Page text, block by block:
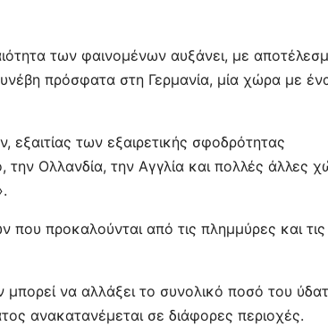
των φαινομένων αυξάνει, με
πρόσφατα στη Γερμανία, μία χώρα με
των εξαιρετικής σφοδρότητας
Ολλανδία, την Αγγλία και πολλές άλλες
που προκαλούνται από τις πλημμύρες και τις
μπορεί να αλλάξει το συνολικό ποσό του
ανακατανέμεται σε διάφορες περιοχές.